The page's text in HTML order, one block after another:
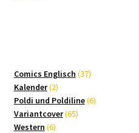
Comics Englisch 3737
Kalender 22
Produkte
Poldi und Poldiline 66
Variantcover 6565
Western 66